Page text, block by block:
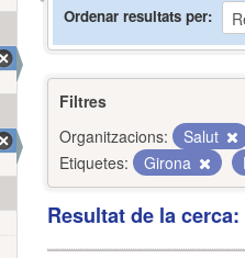
Ordenar resultats per
Filtres
Organitzacions:
Salut
Etiquetes:
Girona
Resultat de la